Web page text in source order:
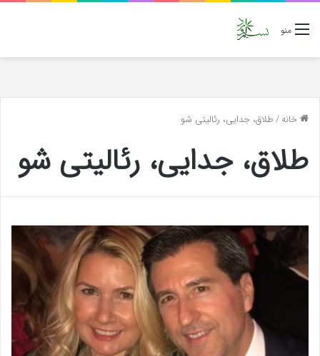
منو
خانه/طلاق، جدایی، رئالیتی شو
طلاق، جدایی، رئالیتی شو